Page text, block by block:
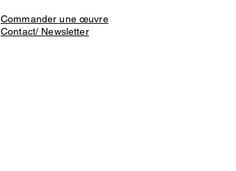
Commander une œuvre
Contact/ Newsletter